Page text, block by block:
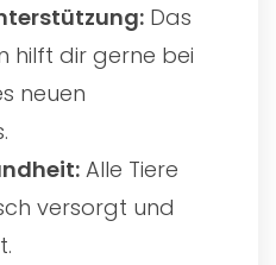
Das
hilft dir gerne bei
neuen
Alle Tiere
versorgt und